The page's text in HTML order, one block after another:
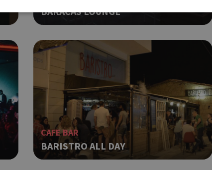
BARACAS LOUNGE
CAFE BAR
BARISTRO ALL DAY
cookies επιτρέπουν βασικές λειτουργίες του ιστότοπου, όπως τη σύνδεση χρήστη και τη
να χρησιμοποιηθεί σωστά χωρίς τα απολύτως απαραίτητα cookies.
Προμηθευτής Λήξη
.cyprusen.wiz-
guide.com
συνεδρία Χρησιμοποιήθηκε για
PHP.net
cyprus.wiz-
guide.com
συνεδρία
Cookie που
βασίζονται στη γλώσσα
αναγνωριστικό γενικού
χρησιμοποιείται για τη